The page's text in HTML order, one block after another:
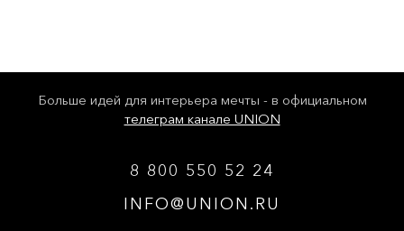
Больше идей для интерьера мечты - в официальном
телеграм канале UNION
8 800 550 52 24
INFO@UNION.RU